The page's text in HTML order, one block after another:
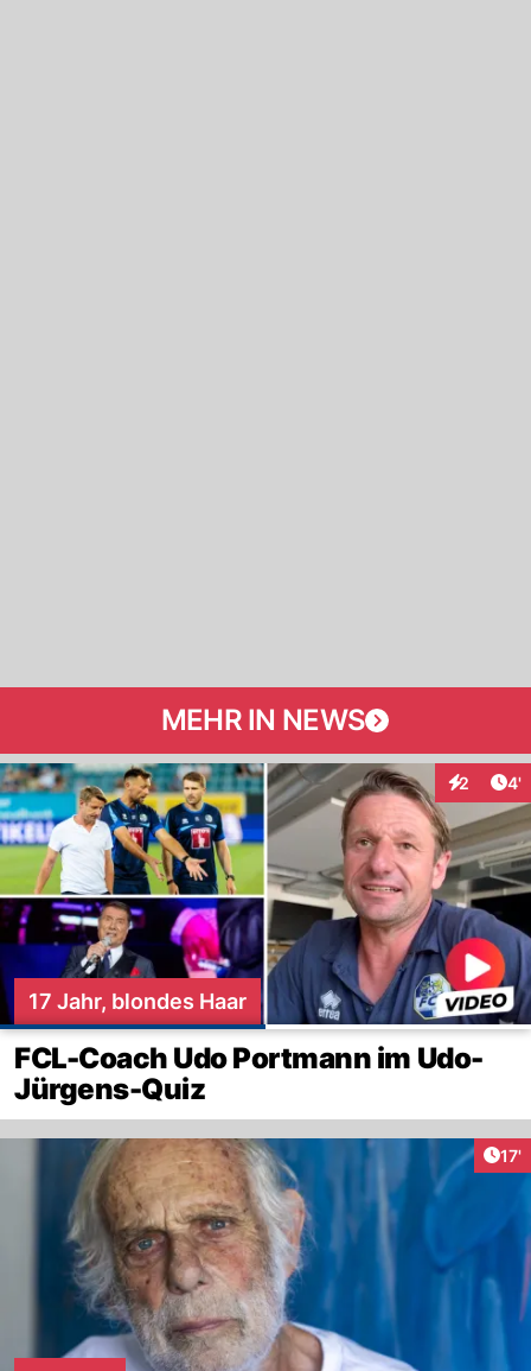
MEHR IN NEWS
2 4'
17 Jahr, blondes Haar
FCL-Coach Udo Portmann im Udo-
Jürgens-Quiz
17'